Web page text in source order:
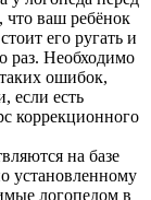
что ваш ребёнок
его ругать и
раз. Необходимо
ошибок,
если есть
коррекционного
на базе
установленному
логопедом в